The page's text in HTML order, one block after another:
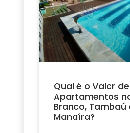
Qual é o Valor de
Apartamentos
Branco, Tambaú
Manaíra?